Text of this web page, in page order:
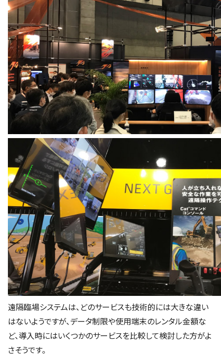
遠隔臨場システムは、どのサービスも技術的には大きな違い
はないようですが、データ制限や使用端末のレンタル金額な
ど、導入時にはいくつかのサービスを比較して検討した方がよ
さそうです。